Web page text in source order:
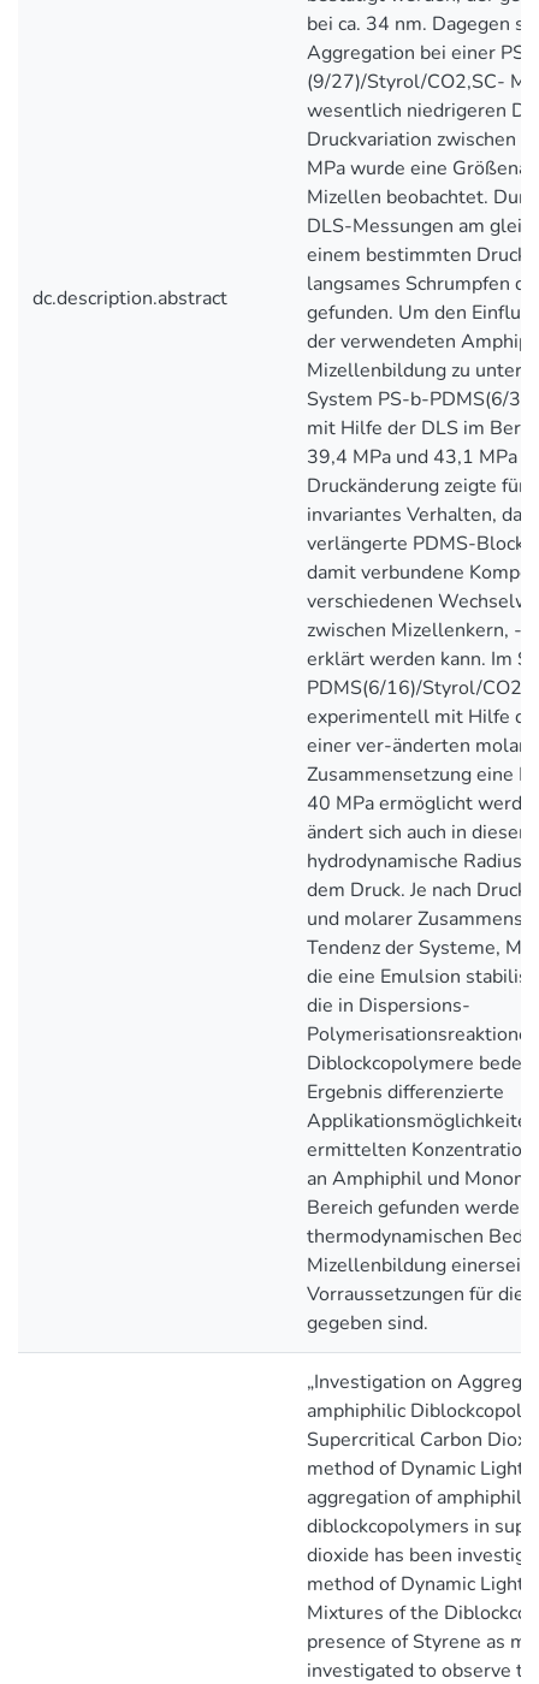
dc.description.abstract
bei ca. 34 nm. Dagegen
Aggregation bei einer PS-
(9/27)/Styrol/CO2,SC-
wesentlich niedrigeren
Druckvariation zwischen
MPa wurde eine
Mizellen beobachtet.
DLS-Messungen am
einem bestimmten Druck
langsames Schrumpfen
gefunden. Um den
der verwendeten
Mizellenbildung zu
System PS-b-PDMS(6/
mit Hilfe der DLS im
39,4 MPa und 43,1 MPa
Druckänderung zeigte für
invariantes Verhalten,
verlängerte PDMS-
damit verbundene
verschiedenen
zwischen Mizellenkern, -
erklärt werden kann. Im
PDMS(6/16)/Styrol/
experimentell mit Hilfe
einer ver-änderten
Zusammensetzung eine
40 MPa ermöglicht
ändert sich auch in
hydrodynamische Radius
dem Druck. Je nach
und molarer
Tendenz der Systeme,
die eine Emulsion
die in Dispersions-
Diblockcopolymere
Ergebnis differenzierte
ermittelten
an Amphiphil und
Bereich gefunden
thermodynamischen
Mizellenbildung
Vorraussetzungen für die
gegeben sind.
„Investigation on
amphiphilic
Supercritical Carbon
method of Dynamic Light
aggregation of
diblockcopolymers in
dioxide has been
method of Dynamic Light
Mixtures of the
presence of Styrene as
investigated to observe